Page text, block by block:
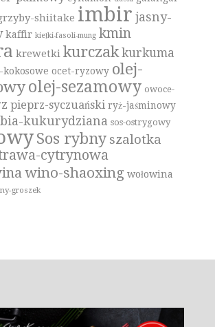
shiitake imbir jasny-
kaffir kiełki-fasoli-mung kmin
krewetki kurczak kurkuma
ocet-ryzowy olej-
olej-sezamowy owoce-
pieprz-syczuański ryż-jaśminowy
kukurydziana sos-ostrygowy
Sos rybny szalotka
cytrynowa
wino-shaoxing wołowina
groszek